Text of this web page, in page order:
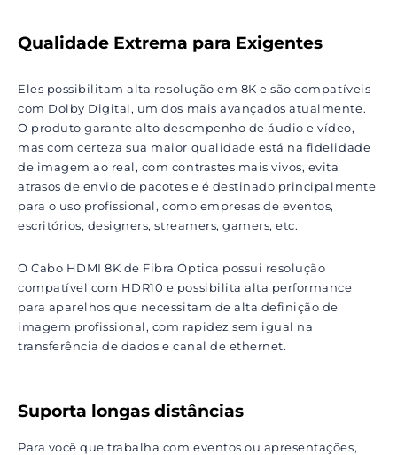
Qualidade Extrema para Exigentes
Eles possibilitam alta resolução em 8K e são compatíveis
com Dolby Digital, um dos mais avançados atualmente.
O produto garante alto desempenho de áudio e vídeo,
mas com certeza sua maior qualidade está na fidelidade
de imagem ao real, com contrastes mais vivos, evita
atrasos de envio de pacotes e é destinado principalmente
para o uso profissional, como empresas de eventos,
escritórios, designers, streamers, gamers, etc.
O Cabo HDMI 8K de Fibra Óptica possui resolução
compatível com HDR10 e possibilita alta performance
para aparelhos que necessitam de alta definição de
imagem profissional, com rapidez sem igual na
transferência de dados e canal de ethernet.
Suporta longas distâncias
Para você que trabalha com eventos ou apresentações,